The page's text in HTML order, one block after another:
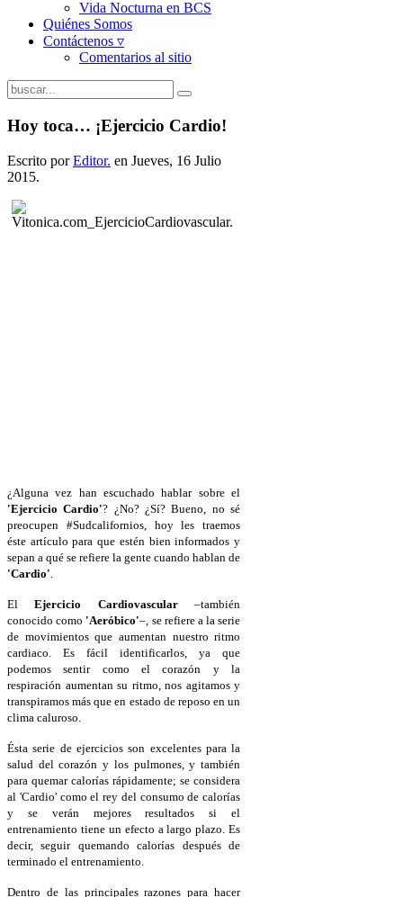
Vida Nocturna en BCS
Quiénes Somos
Contáctenos ▿
Comentarios al sitio
Hoy toca… ¡Ejercicio Cardio!
Escrito porEditor. en Jueves, 16 Julio
2015.
¿Alguna vez han escuchado hablar sobre el
'Ejercicio Cardio'? ¿No? ¿Sí? Bueno, no sé
preocupen #Sudcalifornios, hoy les traemos
éste artículo para que estén bien informados y
sepan a qué se refiere la gente cuando hablan de
'Cardio'
ElEjercicio Cardiovascular–también
conocido como 'Aeróbico'–, se refiere a la serie
de movimientos que aumentan nuestro ritmo
cardiaco. Es fácil identificarlos, ya que
podemos sentir como el corazón y la
respiración aumentan su ritmo, nos agitamos y
transpiramos más que en estado de reposo en un
clima caluroso.
Ésta serie de ejercicios son excelentes para la
salud del corazón y los pulmones, y también
para quemar calorías rápidamente; se considera
al 'Cardio' como el rey del consumo de calorías
y se verán mejores resultados si el
entrenamiento tiene un efecto a largo plazo. Es
decir, seguir quemando calorías después de
terminado el entrenamiento.
Dentro de las principales razones para hacer